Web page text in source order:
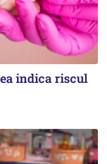
indica riscul